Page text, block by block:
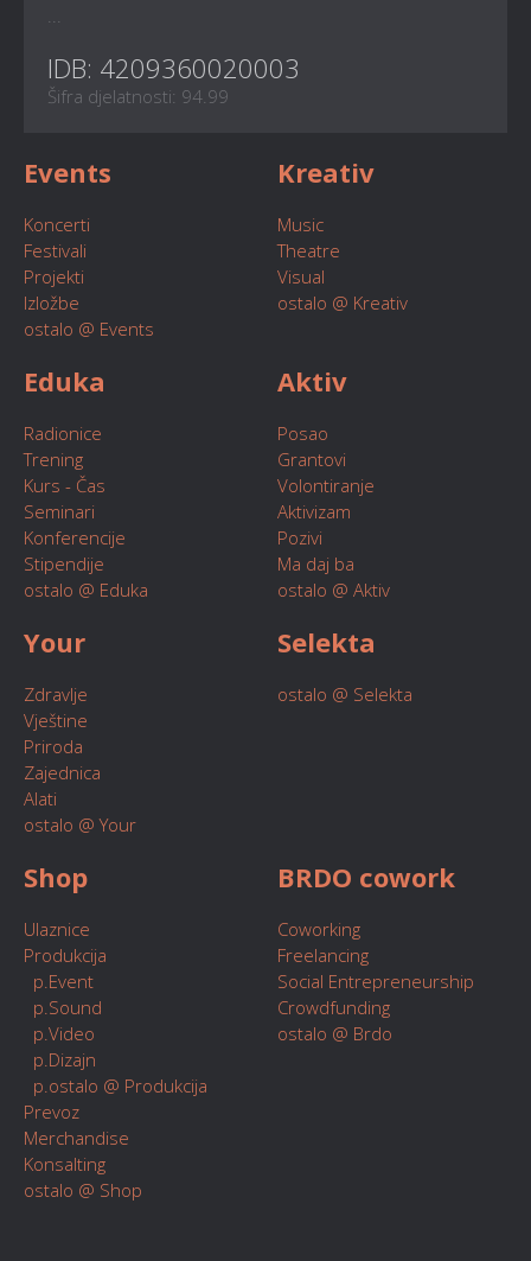
...
IDB: 4209360020003
Šifra djelatnosti: 94.99
Events
Koncerti
Festivali
Projekti
Izložbe
ostalo @ Events
Kreativ
Music
Theatre
Visual
ostalo @ Kreativ
Eduka
Radionice
Trening
Kurs - Čas
Seminari
Konferencije
Stipendije
ostalo @ Eduka
Aktiv
Posao
Grantovi
Volontiranje
Aktivizam
Pozivi
Ma daj ba
ostalo @ Aktiv
Your
Zdravlje
Vještine
Priroda
Zajednica
Alati
ostalo @ Your
Selekta
ostalo @ Selekta
Shop
Ulaznice
Produkcija
p.Event
p.Sound
p.Video
p.Dizajn
p.ostalo @ Produkcija
Prevoz
Merchandise
Konsalting
ostalo @ Shop
BRDO cowork
Coworking
Freelancing
Social Entrepreneurship
Crowdfunding
ostalo @ Brdo